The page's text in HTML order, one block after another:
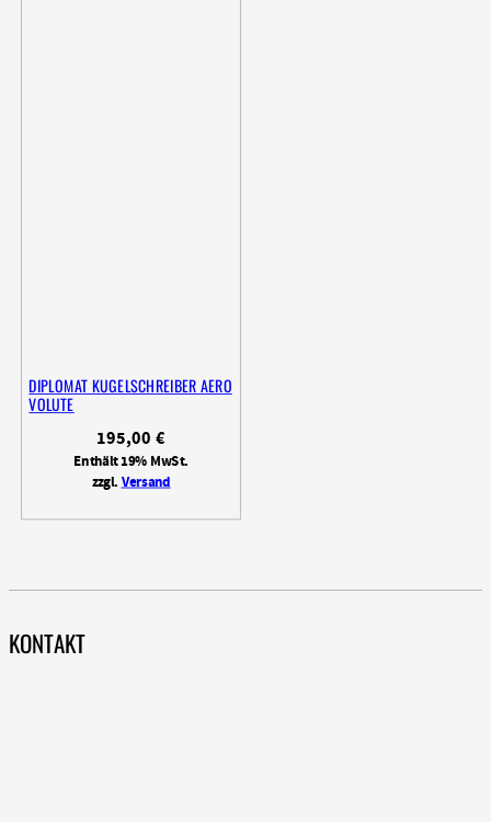
DIPLOMAT KUGELSCHREIBER AERO
VOLUTE
195,00 €
Enthält 19% MwSt.
zzgl.Versand
KONTAKT